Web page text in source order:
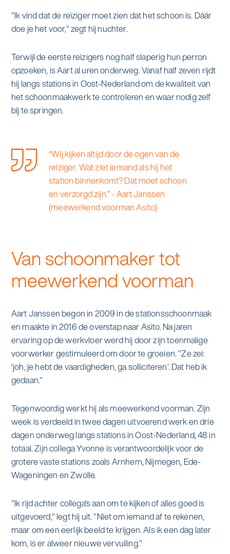
Duurzaamheid & Asito
Mens & Asito
Zoeken
Offerte aanvragen
"Ik vind dat de reiziger moet zien dat het schoon is. Dáár
doe je het voor," zegt hij nuchter.
Terwijl de eerste reizigers nog half slaperig hun perron
opzoeken, is Aart al uren onderweg. Vanaf half zeven rijdt
hij langs stations in Oost-Nederland om de kwaliteit van
het schoonmaakwerk te controleren en waar nodig zelf
bij te springen.
“Wij kijken altijd door de ogen van de
reiziger. Wat ziet iemand als hij het
station binnenkomt? Dat moet schoon
en verzorgd zijn.” - Aart Janssen
(meewerkend voorman Asito)
Van schoonmaker tot
meewerkend voorman
Aart Janssen begon in 2009 in de stationsschoonmaak
en maakte in 2016 de overstap naar Asito. Na jaren
ervaring op de werkvloer werd hij door zijn toenmalige
voorwerker gestimuleerd om door te groeien. "Ze zei:
‘joh, je hebt de vaardigheden, ga solliciteren’. Dat heb ik
gedaan."
Tegenwoordig werkt hij als meewerkend voorman. Zijn
week is verdeeld in twee dagen uitvoerend werk en drie
dagen onderweg langs stations in Oost-Nederland, 48 in
totaal. Zijn collega Yvonne is verantwoordelijk voor de
grotere vaste stations zoals Arnhem, Nijmegen, Ede-
Wageningen en Zwolle.
"Ik rijd achter collega's aan om te kijken of alles goed is
uitgevoerd," legt hij uit. "Niet om iemand af te rekenen,
maar om een eerlijk beeld te krijgen. Als ik een dag later
kom, is er alweer nieuwe vervuiling."